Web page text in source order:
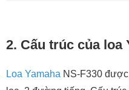
woofer) còn tăng cường khả
thanh trở nên sâu lắng, đầy